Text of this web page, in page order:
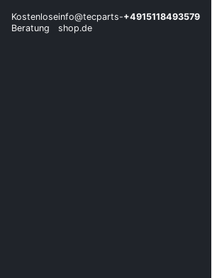
Kostenlose
Beratung
info@tecparts-
shop.de
+4915118493579